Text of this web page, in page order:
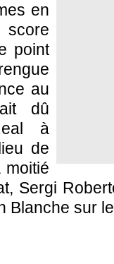
en
point
au
dû
à
de
Sergi
Blanche sur